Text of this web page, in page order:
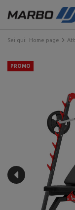
Sei qui: Home page
PROMO